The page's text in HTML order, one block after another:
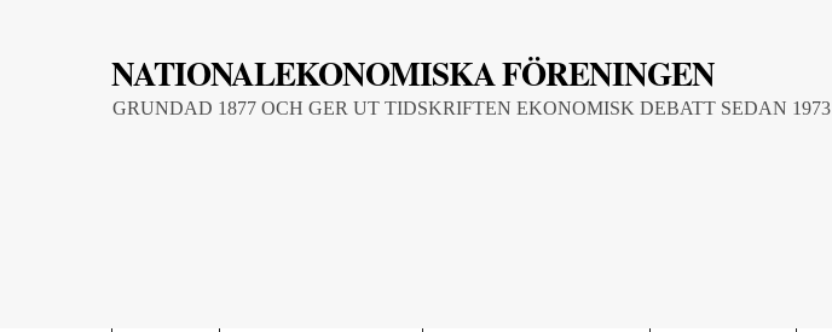
NATIONALEKONOMISKA FÖRENINGEN
GRUNDAD 1877 OCH GER UT TIDSKRIFTEN EKONOMISK DEBATT SEDAN 1973